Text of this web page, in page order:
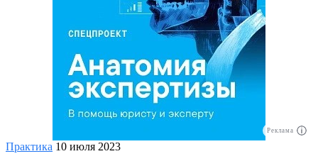
Реклама
Практика 10 июля 2023